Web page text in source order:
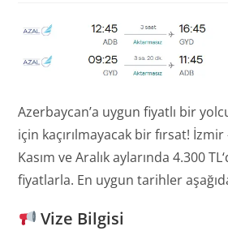
Azerbaycan’a uygun fiyatlı bir
için kaçırılmayacak bir fırsat! İzmir
Kasım ve Aralık aylarında 4.300
fiyatlarla. En uygun tarihler
Vize Bilgisi